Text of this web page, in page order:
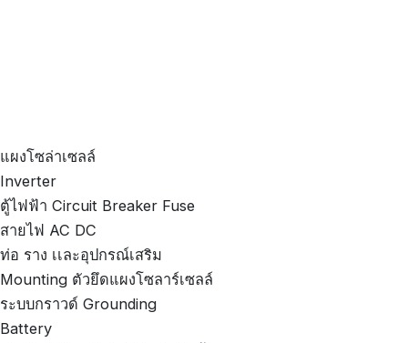
แผงโซล่าเซลล์
Inverter
ตู้ไฟฟ้า Circuit Breaker Fuse
สายไฟ AC DC
ท่อ ราง เเละอุปกรณ์เสริม
Mounting ตัวยึดแผงโซลาร์เซลล์
ระบบกราวด์ Grounding
Battery